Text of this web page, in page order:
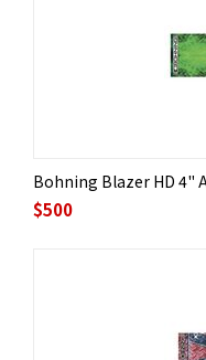
Bohning Blazer HD 4"
$500